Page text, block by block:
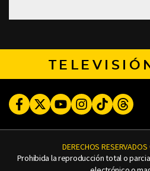
TELEVISIÓN
FacebookTwitterYoutubeInstagram
TikTok
DERECHOS
Prohibida la reproducción total o